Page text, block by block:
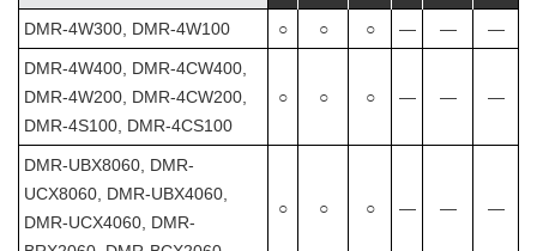
DMR-4W300, DMR-4W100 ○ ○ ○ ― ― ―
DMR-4W400, DMR-4CW400,
DMR-4W200, DMR-4CW200,
DMR-4S100, DMR-4CS100
○ ○ ○ ― ― ―
DMR-UBX8060, DMR-
UCX8060, DMR-UBX4060,
DMR-UCX4060, DMR-
○ ○ ○ ― ― ―